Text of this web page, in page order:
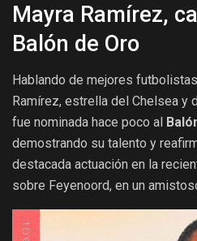
Mayra Ramírez,
Balón de Oro
Hablando de mejores
Ramírez, estrella del Chelsea y
fue nominada hace poco al
demostrando su talento y
destacada actuación en la
sobre Feyenoord, en un